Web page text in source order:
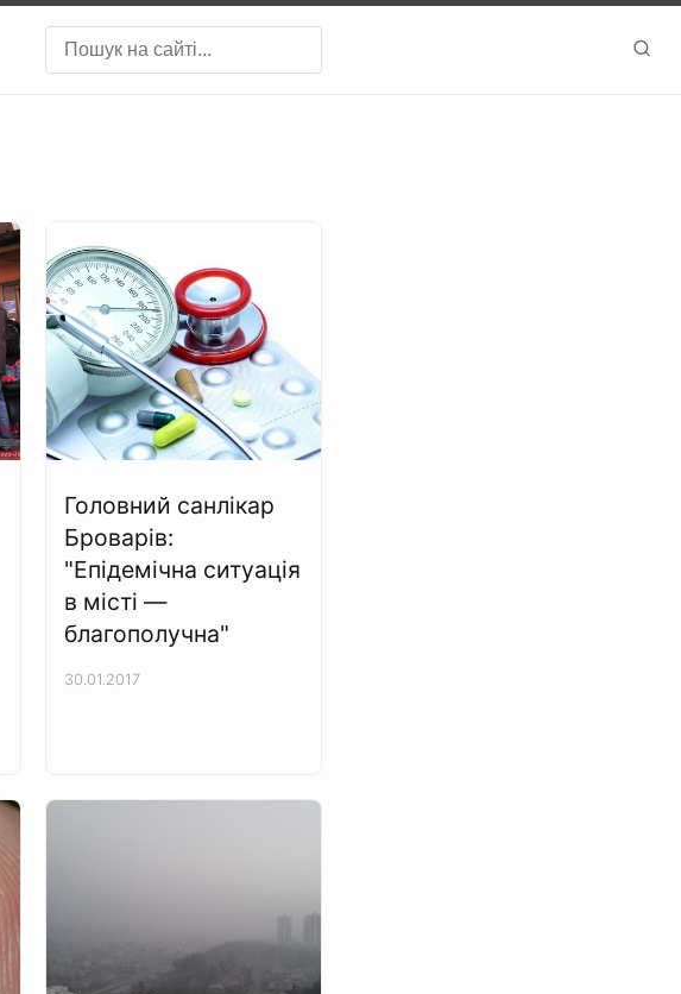
Головний санлікар
Броварів:
"Епідемічна ситуація
в місті —
благополучна"
30.01.2017